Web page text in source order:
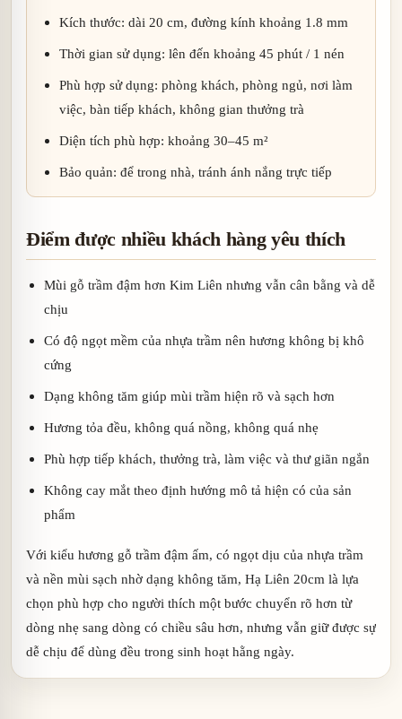
Kích thước: dài 20 cm, đường kính khoảng 1.8 mm
Thời gian sử dụng: lên đến khoảng 45 phút / 1 nén
Phù hợp sử dụng: phòng khách, phòng ngủ, nơi làm
việc, bàn tiếp khách, không gian thưởng trà
Diện tích phù hợp: khoảng 30–45 m²
Bảo quản: để trong nhà, tránh ánh nắng trực tiếp
Điểm được nhiều khách hàng yêu thích
Mùi gỗ trầm đậm hơn Kim Liên nhưng vẫn cân bằng và dễ
chịu
Có độ ngọt mềm của nhựa trầm nên hương không bị khô
cứng
Dạng không tăm giúp mùi trầm hiện rõ và sạch hơn
Hương tỏa đều, không quá nồng, không quá nhẹ
Phù hợp tiếp khách, thưởng trà, làm việc và thư giãn ngắn
Không cay mắt theo định hướng mô tả hiện có của sản
phẩm
Với kiểu hương gỗ trầm đậm ấm, có ngọt dịu của nhựa trầm
và nền mùi sạch nhờ dạng không tăm, Hạ Liên 20cm là lựa
chọn phù hợp cho người thích một bước chuyển rõ hơn từ
dòng nhẹ sang dòng có chiều sâu hơn, nhưng vẫn giữ được sự
dễ chịu để dùng đều trong sinh hoạt hằng ngày.